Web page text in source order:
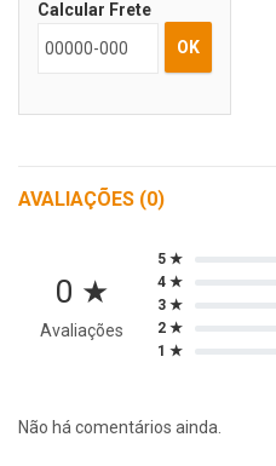
Calcular Frete
OK
AVALIAÇÕES (0)
0 ★
Avaliações
5 ★
4 ★
3 ★
2 ★
1 ★
Não há comentários ainda.